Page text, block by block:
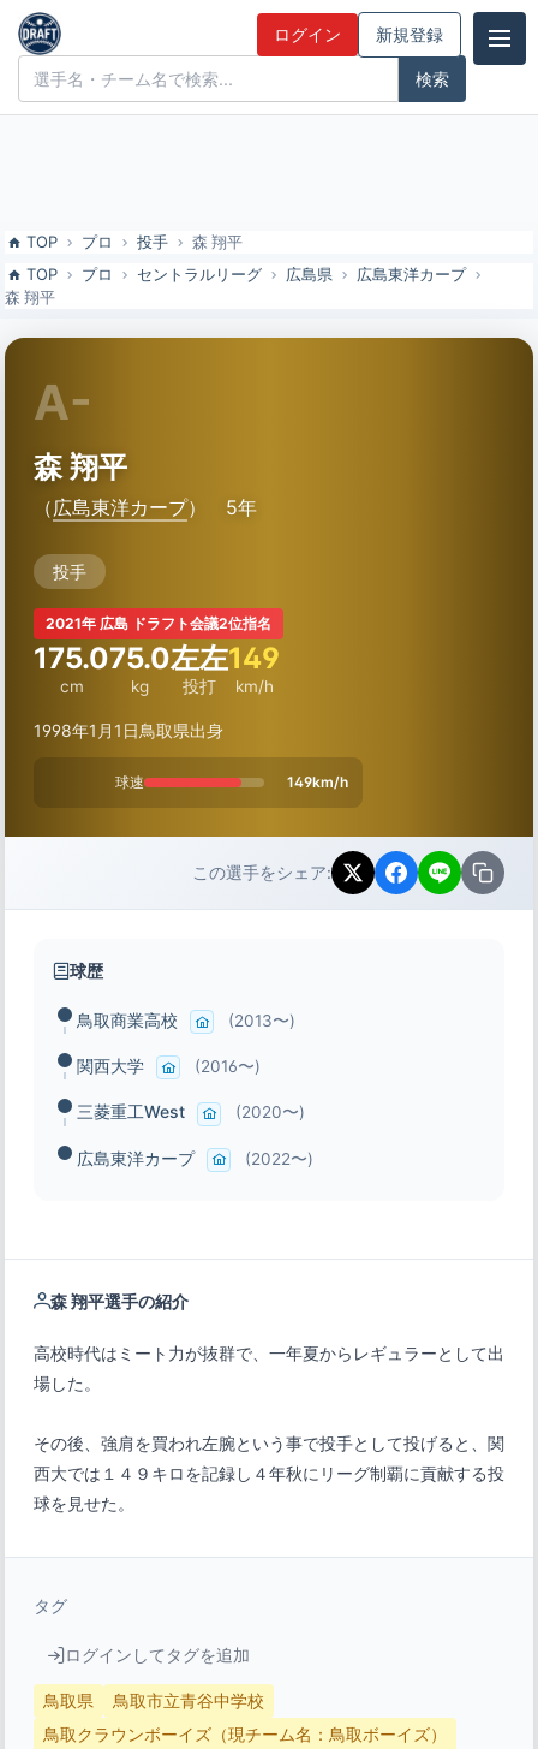
森 翔平（広島東洋カープ）の特徴とドラフト評価 | ドラフト候補とみ
んなの評価
ドラフト候補とみんなの評価 ログイン 新規登録
TOP プロ 投手
森 翔平
TOP
プロ セントラルリーグ 広島県
広島東洋カープ
森 翔平
A-
森 翔平
（広島東洋カープ） 5年
投手
2021年 広島 ドラフト会議2位指名
175.0
cm
75.0
kg
左左
投打
149
km/h
1998年1月1日鳥取県出身
球速 149km/h
この選手をシェア:
球歴
鳥取商業高校 (2013〜)
関西大学 (2016〜)
三菱重工West (2020〜)
広島東洋カープ (2022〜)
森 翔平選手の紹介
高校時代はミート力が抜群で、一年夏からレギュラーとして出
その後、強肩を買われ左腕という事で投手として投げると、関
西大では１４９キロを記録し４年秋にリーグ制覇に貢献する投
球を見せた。
タグ
ログインしてタグを追加
鳥取県
鳥取市立青谷中学校
鳥取クラウンボーイズ（現チーム名：鳥取ボーイズ）